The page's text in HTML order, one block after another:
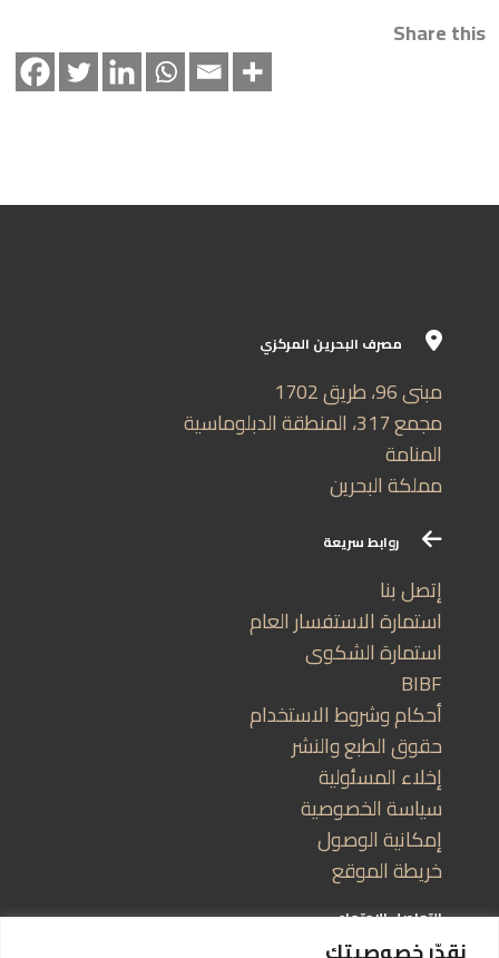
Share this
مصرف البحرين المركزي
مبنى 96، طريق 1702
مجمع 317، المنطقة الدبلوماسية
المنامة
مملكة البحرين
روابط سريعة
إتصل بنا
استمارة الاستفسار العام
استمارة الشكوى
BIBF
أحكام وشروط الاستخدام
حقوق الطبع والنشر
إخلاء المسئولية
سياسة الخصوصية
إمكانية الوصول
خريطة الموقع
التواصل الاجتماعي